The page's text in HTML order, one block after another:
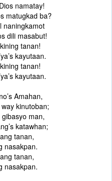
namatay!
matugkad ba?
naningkamot
dili masabut!
tanan!
kayutaan.
tanan!
kayutaan.
Amahan,
way kinutoban;
man,
katawhan;
tanan,
nasakpan.
tanan,
nasakpan.